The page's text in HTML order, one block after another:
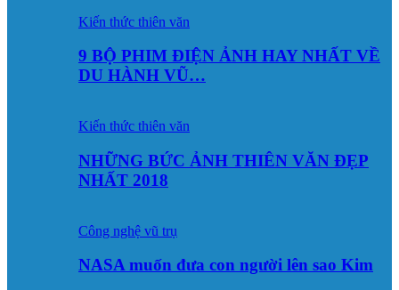
Kiến thức thiên văn
9 BỘ PHIM ĐIỆN ẢNH HAY NHẤT VỀ
DU HÀNH VŨ…
Kiến thức thiên văn
NHỮNG BỨC ẢNH THIÊN VĂN ĐẸP
NHẤT 2018
Công nghệ vũ trụ
NASA muốn đưa con người lên sao Kim